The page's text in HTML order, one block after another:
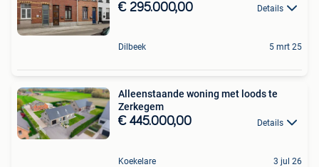
€ 295.000,00 Details
Dilbeek 5 mrt 25
Alleenstaande woning met loods te
Zerkegem
€ 445.000,00 Details
Koekelare 3 jul 26